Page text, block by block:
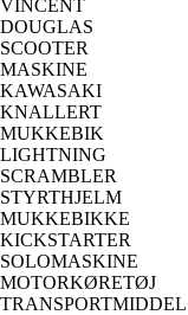
VINCENT
DOUGLAS
SCOOTER
MASKINE
KAWASAKI
KNALLERT
MUKKEBIK
LIGHTNING
SCRAMBLER
STYRTHJELM
MUKKEBIKKE
KICKSTARTER
SOLOMASKINE
MOTORKØRETØJ
TRANSPORTMIDDEL